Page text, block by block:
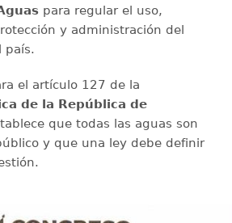
para regular el uso,
y administración del
país.
el artículo 127 de la
de la República de
que todas las aguas son
y que una ley debe definir